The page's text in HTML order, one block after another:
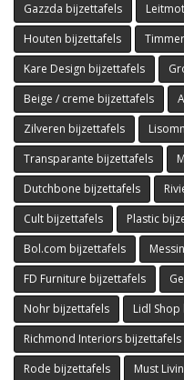
Gazzda bijzettafels
Houten bijzettafels
Kare Design bijzettafels
Beige / creme bijzettafels
Zilveren bijzettafels
Transparante bijzettafels
Dutchbone bijzettafels
Cult bijzettafels
Plastic
Bol.com bijzettafels
FD Furniture bijzettafels
Nohr bijzettafels
Lidl
Richmond Interiors bijzettafels
Rode bijzettafels
Must